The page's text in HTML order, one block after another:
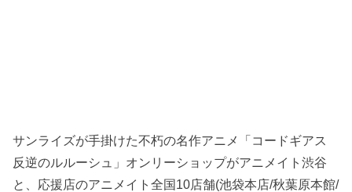
サンライズが手掛けた不朽の名作アニメ「コードギアス
反逆のルルーシュ」オンリーショップがアニメイト渋谷
と、応援店のアニメイト全国10店舗(池袋本店/秋葉原本館/